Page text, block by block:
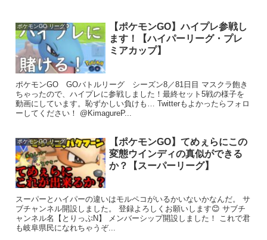
ポケモンGO リーグ
【ポケモンGO】ハイプレ参戦し
ます！【ハイパーリーグ・プレ
ミアカップ】
ポケモンGO GOバトルリーグ シーズン8／81日目 マスクラ飽き
ちゃったので、ハイプレに参戦しました！最終セット5戦の様子を
動画にしています。恥ずかしい負けも… Twitterもよかったらフォロ
ーしてください！ @KimagureP...
ポケモンGO リーグ
【ポケモンGO】てめぇらにこの
変態ウインディの真似ができる
か？【スーパーリーグ】
スーパーとハイパーの違いはモルペコがいるかいないかなんだ。 サ
ブチャンネル開設しました。 登録よろしくお願いします😊 サブチ
ャンネル名【とりっぷN】 メンバーシップ開設しました！ これで君
も岐阜県民になれちゃうぞ...